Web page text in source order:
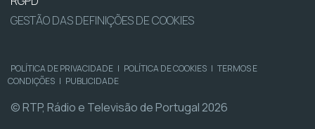
GESTÃO DAS DEFINIÇÕES DE COOKIES
POLÍTICA DE PRIVACIDADE | POLÍTICA DE COOKIES | TERMOS E
CONDIÇÕES | PUBLICIDADE
© RTP, Rádio e Televisão de Portugal 2026